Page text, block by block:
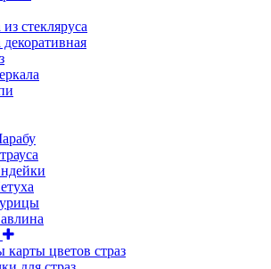
стекляруса
карты цветов страз